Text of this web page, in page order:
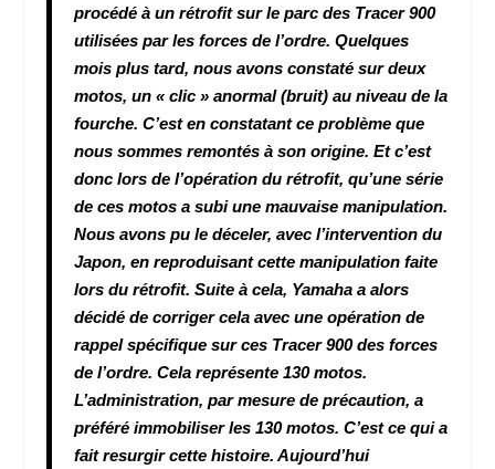
procédé à un rétrofit sur le parc des Tracer 900
utilisées par les forces de l’ordre. Quelques
mois plus tard, nous avons constaté sur deux
motos, un « clic » anormal (bruit) au niveau de la
fourche. C’est en constatant ce problème que
nous sommes remontés à son origine. Et c’est
donc lors de l’opération du rétrofit, qu’une série
de ces motos a subi une mauvaise manipulation.
Nous avons pu le déceler, avec l’intervention du
Japon, en reproduisant cette manipulation faite
lors du rétrofit. Suite à cela, Yamaha a alors
décidé de corriger cela avec une opération de
rappel spécifique sur ces Tracer 900 des forces
de l’ordre. Cela représente 130 motos.
L’administration, par mesure de précaution, a
préféré immobiliser les 130 motos. C’est ce qui a
fait resurgir cette histoire. Aujourd’hui